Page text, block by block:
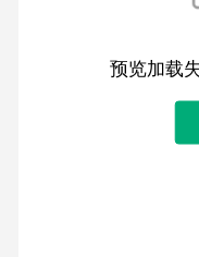
预览加载